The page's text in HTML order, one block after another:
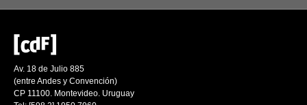
Av. 18 de Julio 885
(entre Andes y Convención)
CP 11100. Montevideo. Uruguay